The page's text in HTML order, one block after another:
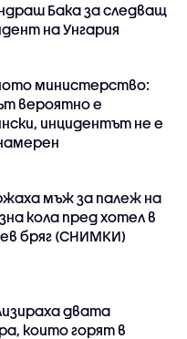
Бака за следващ
на Унгария
министерство:
вероятно е
инцидентът не е
мъж за палеж на
кола пред хотел в
бряг (СНИМКИ)
двата
които горят в